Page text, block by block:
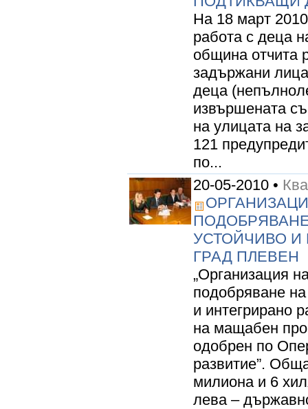
На 18 март
работа с деца
община отчита
задържани
деца
извършената
на улицата на
121
по...
20-05-2010 •
УСТОЙЧИВО И
ГРАД ПЛЕВЕН
„Организация
подобряване
и интегрирано
на мащабен
одобрен по
развитие”.
милиона и 6
лева –